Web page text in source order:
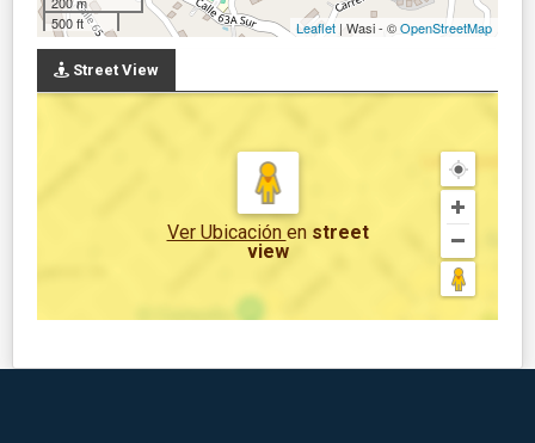
500 ft
Leaflet | Wasi - ©OpenStreetMap
Street View
Ver Ubicación en street
view